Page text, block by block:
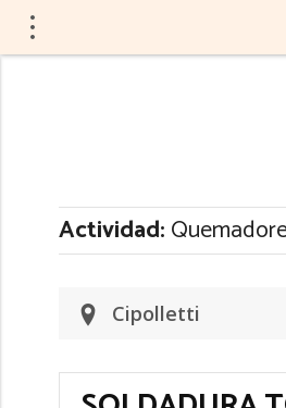
Actividad:
Cipolletti